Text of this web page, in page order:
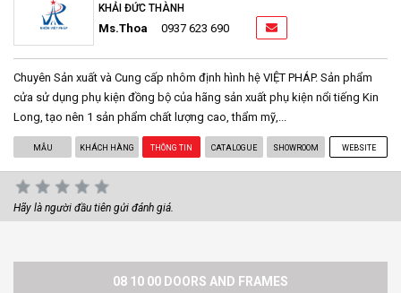
KHẢI ĐỨC THÀNH
Ms.Thoa 0937 623 690
Chuyên Sản xuất và Cung cấp nhôm định hình hệ VIỆT PHÁP. Sản phẩm
cửa sử dụng phụ kiện đồng bộ của hãng sản xuất phụ kiện nổi tiếng Kin
Long, tạo nên 1 sản phẩm chất lượng cao, thẩm mỹ,...
MẪU KHÁCH HÀNG THÔNG TIN CATALOGUE SHOWROOM WEBSITE
Hãy là người đầu tiên gửi đánh giá.
08 10 00 DOORS AND FRAMES